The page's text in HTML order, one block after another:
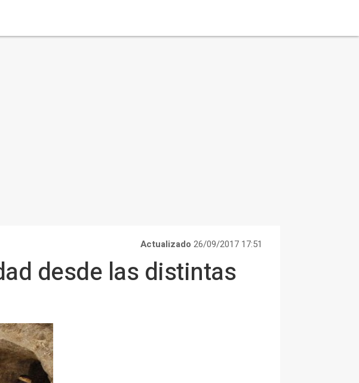
Actualizado 26/09/2017 17:51
desde las distintas